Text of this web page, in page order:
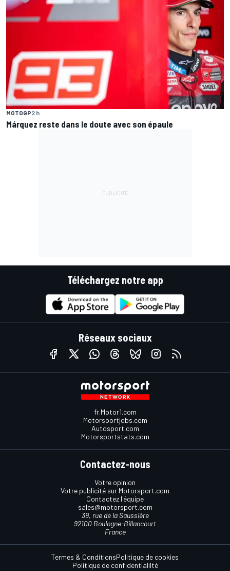
MOTOGP2 h
Márquez reste dans le doute avec son épaule
Téléchargez notre app
Réseaux sociaux
fr.Motor1.com
Motorsportjobs.com
Autosport.com
Motorsportstats.com
Contactez-nous
Votre opinion
Votre publicité sur Motorsport.com
Contactez l'équipe
sales@motorsport.com
39, rue de la Saussière
92100 Boulogne-Billancourt
France
Termes & ConditionsPolitique de cookies
Politique de confidentialilté